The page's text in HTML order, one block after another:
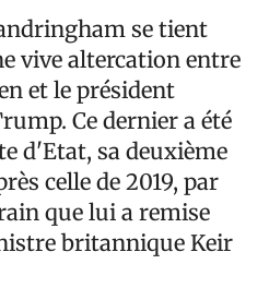
se tient
vive altercation entre
et le président
Ce dernier a été
d'Etat, sa deuxième
celle de 2019, par
que lui a remise
britannique Keir